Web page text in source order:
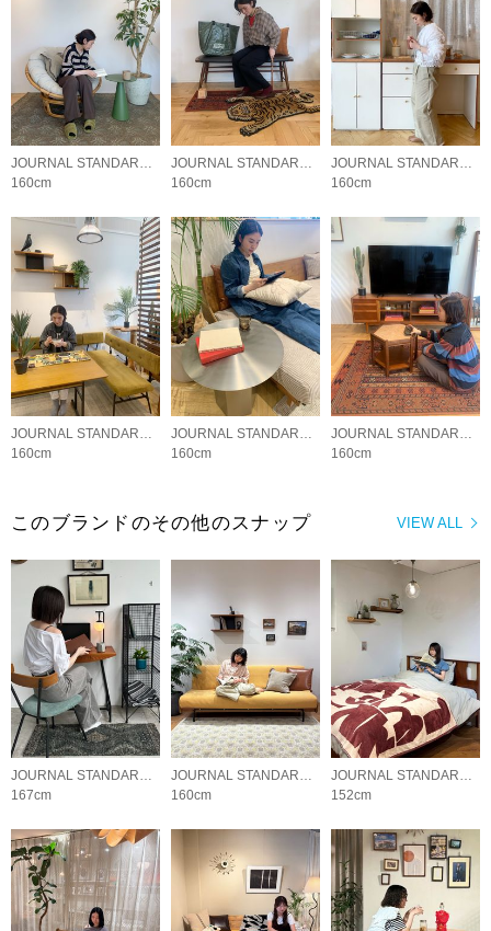
JOURNAL STANDARD FURNITURE
160cm
JOURNAL STANDARD FURNITURE
160cm
JOURNAL STANDARD FURNITURE
160cm
160cm
160cm
160cm
VIEW ALL
このブランドのその他のスナップ
167cm
160cm
152cm